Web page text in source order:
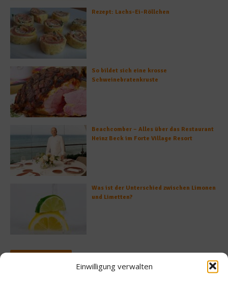
Einwilligung verwalten
Rezept: Lachs-Ei-Röllchen
So bildet sich eine krosse
Schweinebratenkruste
Beachcomber – Alles über das Restaurant
Heinz Beck im Forte Village Resort
Was ist der Unterschied zwischen Limonen
und Limetten?